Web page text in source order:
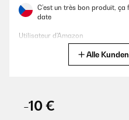
C’est un très bon produit,
date
Utilisateur d'Amazon
Alle
-10 €